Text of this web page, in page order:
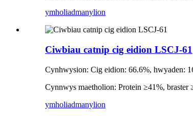
ymholiadmanylion
Ciwbiau catnip cig eidion LSCJ-61
Cynhwysion: Cig eidion: 66.6%, hwyaden:
Cynnwys maetholion: Protein ≥41%,
ymholiadmanylion